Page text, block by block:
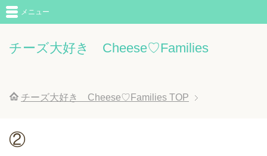
チーズ大好き Cheese♡Families
メニュー
チーズ大好き Cheese♡Families TOP
②